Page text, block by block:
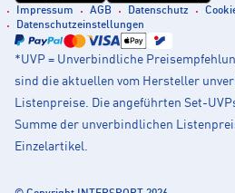
Impressum AGB Datenschutz
Datenschutzeinstellungen
*UVP = Unverbindliche
sind die aktuellen vom Hersteller
Listenpreise. Die angeführten Set-
Summe der unverbindlichen
Einzelartikel.